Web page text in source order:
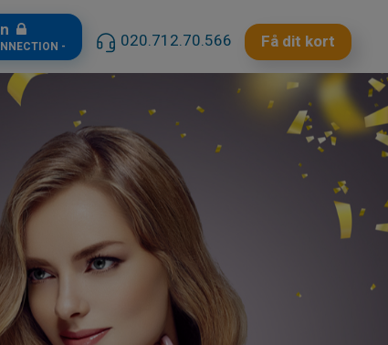
- 020.712.70.566 Få dit kort